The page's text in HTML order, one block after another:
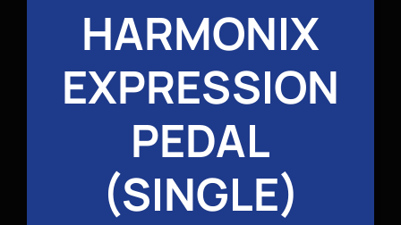
HARMONIX
EXPRESSION
PEDAL
(SINGLE)